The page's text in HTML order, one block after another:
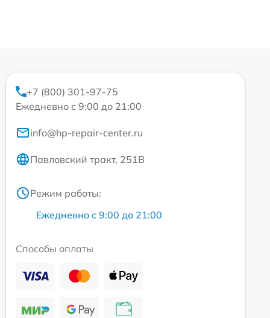
+7 (800) 301-97-75
Ежедневно с 9:00 до 21:00
info@hp-repair-center.ru
Павловский тракт, 251В
Режим работы:
Ежедневно с 9:00 до 21:00
Способы оплаты